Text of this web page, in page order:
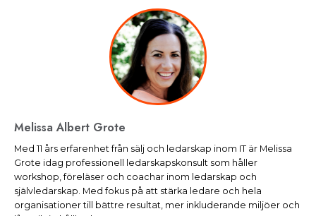
Melissa Albert Grote
Med 11 års erfarenhet från sälj och ledarskap inom IT är Melissa
Grote idag professionell ledarskapskonsult som håller
workshop, föreläser och coachar inom ledarskap och
självledarskap. Med fokus på att stärka ledare och hela
organisationer till bättre resultat, mer inkluderande miljöer och